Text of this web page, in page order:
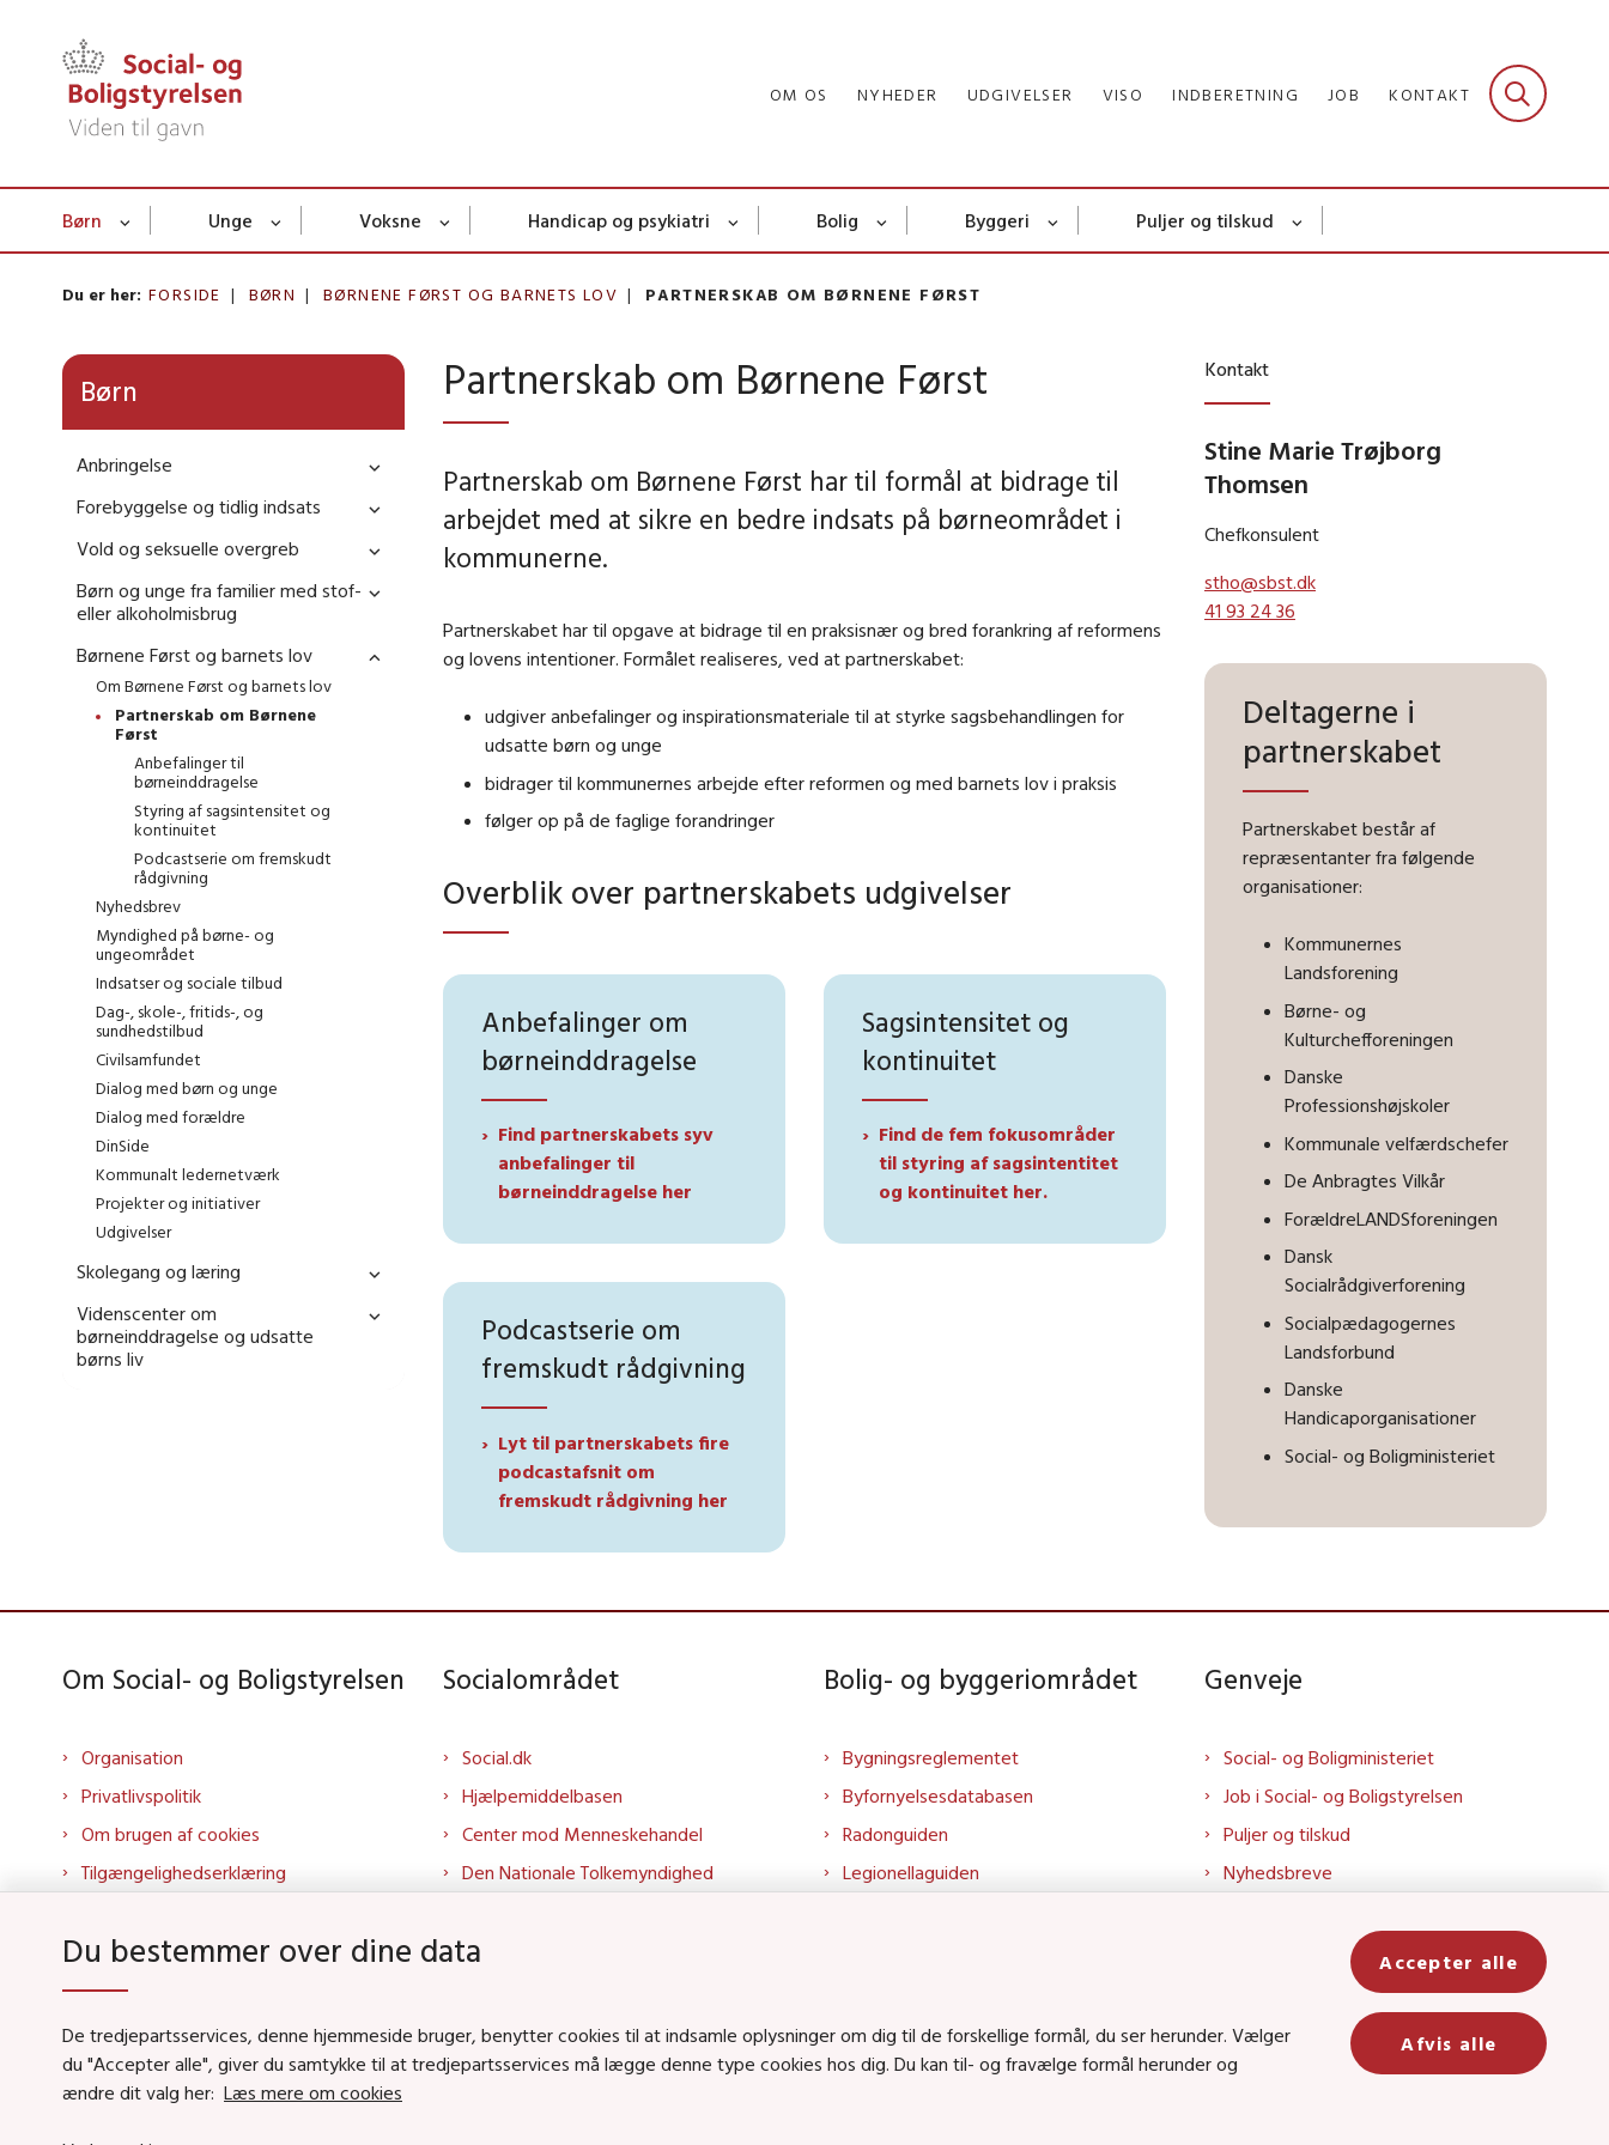
OM OS NYHEDER UDGIVELSER VISO INDBERETNING JOB KONTAKT
Børn Unge Voksne Handicap og psykiatri Bolig Byggeri Puljer og tilskud
Du er her: FORSIDE BØRN BØRNENE FØRST OG BARNETS LOV PARTNERSKAB OM BØRNENE FØRST
Børn
Anbringelse
Forebyggelse og tidlig indsats
Vold og seksuelle overgreb
Børn og unge fra familier med stof-
eller alkoholmisbrug
Børnene Først og barnets lov
Om Børnene Først og barnets lov
Partnerskab om Børnene
Først
Anbefalinger til
børneinddragelse
Styring af sagsintensitet og
kontinuitet
Podcastserie om fremskudt
rådgivning
Nyhedsbrev
Myndighed på børne- og
ungeområdet
Indsatser og sociale tilbud
Dag-, skole-, fritids-, og
sundhedstilbud
Civilsamfundet
Dialog med børn og unge
Dialog med forældre
DinSide
Kommunalt ledernetværk
Projekter og initiativer
Udgivelser
Skolegang og læring
Videnscenter om
børneinddragelse og udsatte
børns liv
Partnerskab om Børnene Først
Partnerskab om Børnene Først har til formål at bidrage til
arbejdet med at sikre en bedre indsats på børneområdet i
kommunerne.
Partnerskabet har til opgave at bidrage til en praksisnær og bred forankring af reformens
og lovens intentioner. Formålet realiseres, ved at partnerskabet:
udgiver anbefalinger og inspirationsmateriale til at styrke sagsbehandlingen for
udsatte børn og unge
bidrager til kommunernes arbejde efter reformen og med barnets lov i praksis
følger op på de faglige forandringer
Overblik over partnerskabets udgivelser
Anbefalinger om
børneinddragelse
Find partnerskabets syv
anbefalinger til
børneinddragelse her
Sagsintensitet og
kontinuitet
Find de fem fokusområder
til styring af sagsintentitet
og kontinuitet her.
Podcastserie om
fremskudt rådgivning
Lyt til partnerskabets fire
podcastafsnit om
fremskudt rådgivning her
Kontakt
Stine Marie Trøjborg
Thomsen
Chefkonsulent
stho@sbst.dk
41 93 24 36
Deltagerne i
partnerskabet
Partnerskabet består af
repræsentanter fra følgende
organisationer:
Kommunernes
Landsforening
Børne- og
Kulturchefforeningen
Danske
Professionshøjskoler
Kommunale velfærdschefer
De Anbragtes Vilkår
ForældreLANDSforeningen
Dansk
Socialrådgiverforening
Socialpædagogernes
Landsforbund
Danske
Handicaporganisationer
Social- og Boligministeriet
Om Social- og Boligstyrelsen
Organisation
Privatlivspolitik
Om brugen af cookies
Tilgængelighedserklæring
Kontakt os
Whistleblowerordning
About us
Socialområdet
Social.dk
Hjælpemiddelbasen
Center mod Menneskehandel
Den Nationale Tolkemyndighed
Tolkeportalen
Socialområdet på YouTube
Podcasts på SoundCloud
Bolig- og byggeriområdet
Bygningsreglementet
Byfornyelsesdatabasen
Radonguiden
Legionellaguiden
Bolig og byggeri på LinkedIn
Bolig og byggeri på YouTube
Genveje
Social- og Boligministeriet
Job i Social- og Boligstyrelsen
Puljer og tilskud
Nyhedsbreve
Social- og Boligstyrelsens nyheder
som RSS feed
Du bestemmer over dine data
De tredjepartsservices, denne hjemmeside bruger, benytter cookies til at indsamle oplysninger om dig til de forskellige formål, du ser herunder. Vælger
du "Accepter alle", giver du samtykke til at tredjepartsservices må lægge denne type cookies hos dig. Du kan til- og fravælge formål herunder og
ændre dit valg her: Læs mere om cookies
Accepter alle
Afvis alle